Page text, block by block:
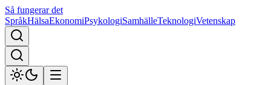
Så fungerar det
SpråkHälsaEkonomiPsykologiSamhälleTeknologiVetenskap